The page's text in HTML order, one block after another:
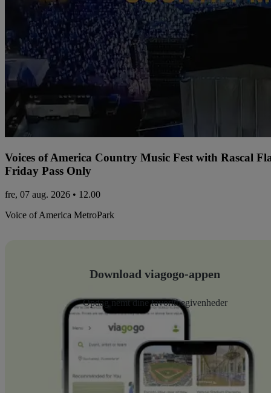
Voices of America Country Music Fest with Rascal
Friday Pass Only
fre, 07 aug. 2026 • 12.00
Voice of America MetroPark
Download viagogo-appen
Opdag nemt dine favoritbegivenheder